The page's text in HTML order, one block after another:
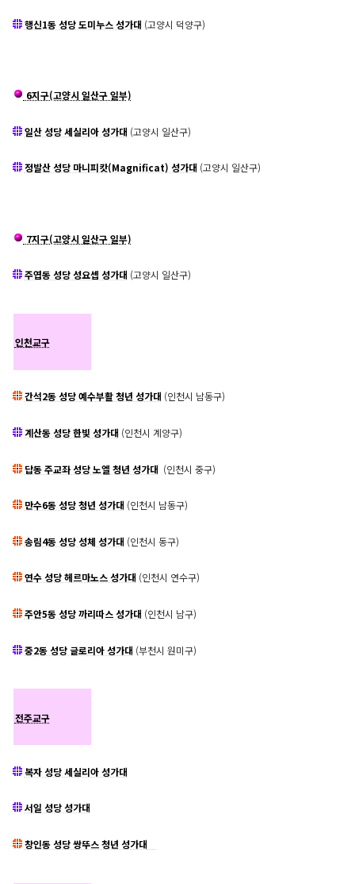
행신1동 성당 도미누스 성가대 (고양시 덕양구)
6지구(고양시 일산구 일부)
일산 성당 세실리아 성가대 (고양시 일산구)
정발산 성당 마니피캇(Magnificat) 성가대 (고양시 일산구)
7지구(고양시 일산구 일부)
주엽동 성당 성요셉 성가대 (고양시 일산구)
인천교구
간석2동 성당 예수부활 청년 성가대 (인천시 남동구)
계산동 성당 한빛 성가대 (인천시 계양구)
답동 주교좌 성당 노엘 청년 성가대 (인천시 중구)
만수6동 성당 청년 성가대 (인천시 남동구)
송림4동 성당 성체 성가대 (인천시 동구)
연수 성당 헤르마노스 성가대 (인천시 연수구)
주안5동 성당 까리따스 성가대 (인천시 남구)
중2동 성당 글로리아 성가대 (부천시 원미구)
전주교구
복자 성당 세실리아 성가대
서일 성당 성가대
창인동 성당 쌍뚜스 청년 성가대